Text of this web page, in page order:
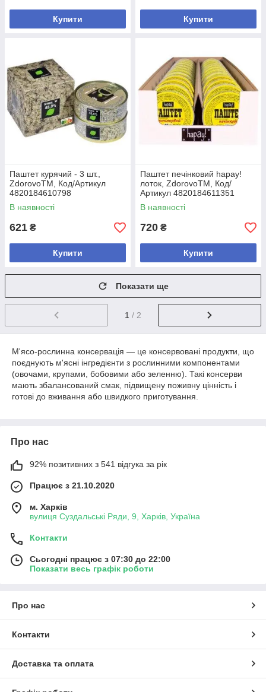
Купити Купити
Паштет курячий - 3 шт.,
ZdorovoTM, Код/Артикул
4820184610798
В наявності
621 ₴
Купити
Паштет печінковий hapay!
лоток, ZdorovoTM, Код/
Артикул 4820184611351
В наявності
720 ₴
Купити
Показати ще
1 / 2
М'ясо-рослинна консервація — це консервовані продукти, що
поєднують м'ясні інгредієнти з рослинними компонентами
(овочами, крупами, бобовими або зеленню). Такі консерви
мають збалансований смак, підвищену поживну цінність і
готові до вживання або швидкого приготування.
Про нас
92% позитивних з 541 відгука за рік
Працює з 21.10.2020
м. Харків
вулиця Суздальські Ряди, 9, Харків, Україна
Контакти
Сьогодні працює з 07:30 до 22:00
Показати весь графік роботи
Про нас
Контакти
Доставка та оплата